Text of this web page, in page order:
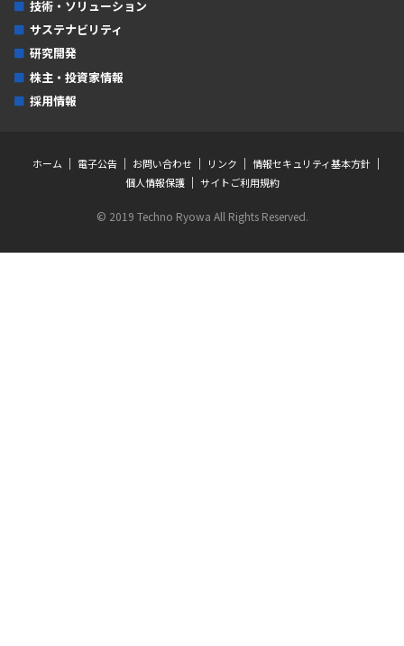
技術・ソリューション
サステナビリティ
研究開発
株主・投資家情報
採用情報
ホーム 電子公告 お問い合わせ リンク
情報セキュリティ基本方針
個人情報保護
サイトご利用規約
© 2019 Techno Ryowa All Rights Reserved.